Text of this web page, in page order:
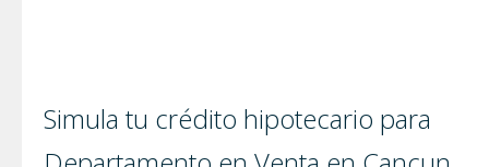
Simula tu crédito hipotecario para